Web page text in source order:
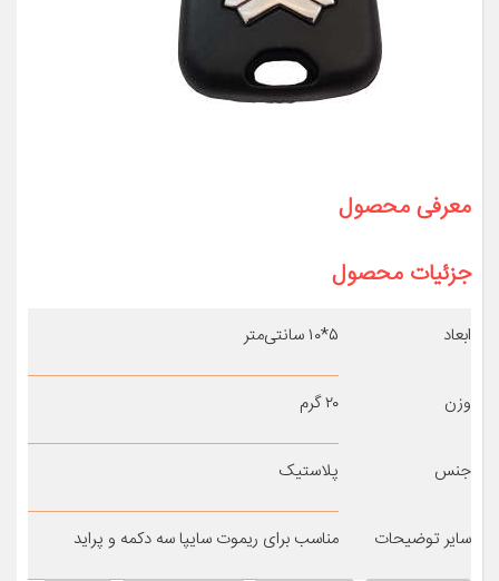
معرفی محصول
جزئیات محصول
ابعاد ۵*۱۰ سانتی‌متر
وزن ۲۰ گرم
جنس پلاستیک
سایر توضیحات مناسب برای ریموت سایپا سه دکمه و پراید